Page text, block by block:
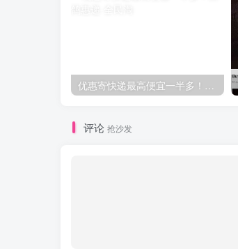
优惠寄快递最高便宜一半多！白鸽惠递
评论 抢沙发